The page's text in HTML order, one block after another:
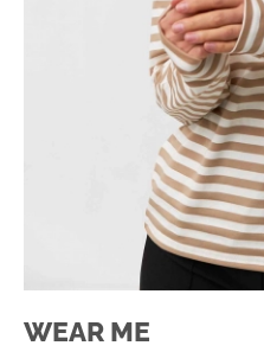
WEAR ME